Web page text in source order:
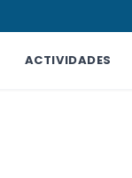
ACTIVIDADES